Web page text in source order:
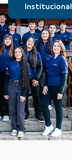
Institucional